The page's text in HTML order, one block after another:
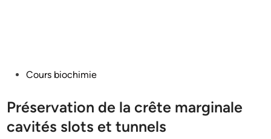
PostedCours biochimie
Préservation de la crête marginale
cavités slots et tunnels